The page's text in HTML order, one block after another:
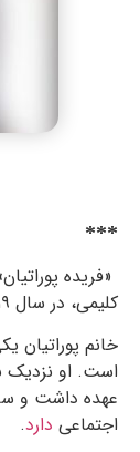
***
«فریده
کلیمی، در سال
خانم پوراتیان
است. او نزدیک
عهده داشت و
اجتماعی دارد.